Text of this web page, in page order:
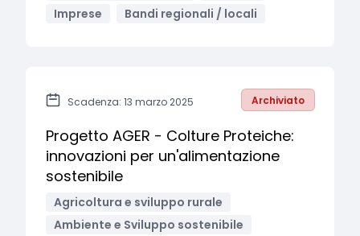
Imprese
Bandi regionali / locali
Scadenza: 13 marzo 2025 Archiviato
Progetto AGER - Colture Proteiche:
innovazioni per un'alimentazione
sostenibile
Agricoltura e sviluppo rurale
Ambiente e Sviluppo sostenibile